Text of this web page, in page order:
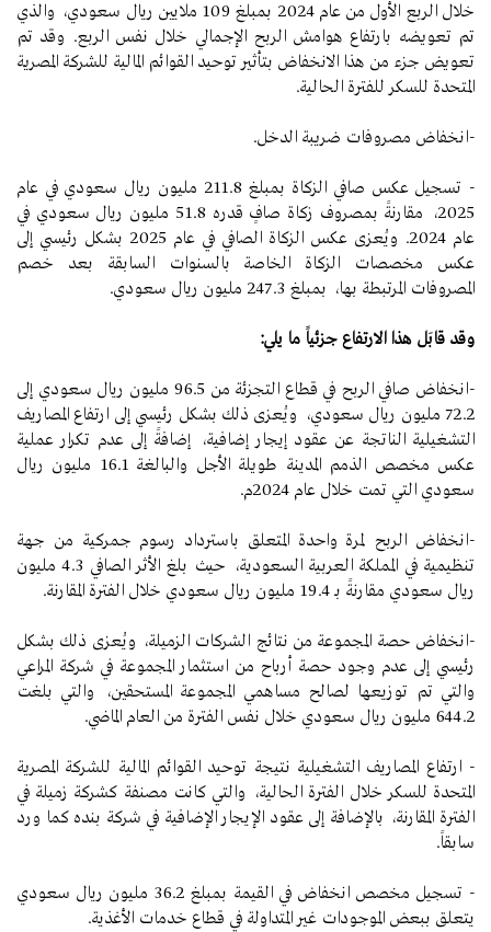
خلال الربع الأول من عام 2024 بمبلغ 109 ملايين ريال سعودي، والذي
تم تعويضه بارتفاع هوامش الربح الإجمالي خلال نفس الربع. وقد تم
تعويض جزء من هذا الانخفاض بتأثير توحيد القوائم المالية للشركة المصرية
المتحدة للسكر للفترة الحالية.
-انخفاض مصروفات ضريبة الدخل.
- تسجيل عكس صافي الزكاة بمبلغ 211.8 مليون ريال سعودي في عام
2025، مقارنةً بمصروف زكاة صافٍ قدره 51.8 مليون ريال سعودي في
عام 2024. ويُعزى عكس الزكاة الصافي في عام 2025 بشكل رئيسي إلى
عكس مخصصات الزكاة الخاصة بالسنوات السابقة بعد خصم
المصروفات المرتبطة بها، بمبلغ 247.3 مليون ريال سعودي.
وقد قابَل هذا الارتفاع جزئياً ما يلي:
-انخفاض صافي الربح في قطاع التجزئة من 96.5 مليون ريال سعودي إلى
72.2 مليون ريال سعودي، ويُعزى ذلك بشكل رئيسي إلى ارتفاع المصاريف
التشغيلية الناتجة عن عقود إيجار إضافية، إضافةً إلى عدم تكرار عملية
عكس مخصص الذمم المدينة طويلة الأجل والبالغة 16.1 مليون ريال
سعودي التي تمت خلال عام 2024م.
-انخفاض الربح لمرة واحدة المتعلق باسترداد رسوم جمركية من جهة
تنظيمية في المملكة العربية السعودية، حيث بلغ الأثر الصافي 4.3 مليون
ريال سعودي مقارنةً بـ 19.4 مليون ريال سعودي خلال الفترة المقارنة.
-انخفاض حصة المجموعة من نتائج الشركات الزميلة، ويُعزى ذلك بشكل
رئيسي إلى عدم وجود حصة أرباح من استثمار المجموعة في شركة المراعي
والتي تم توزيعها لصالح مساهمي المجموعة المستحقين، والتي بلغت
644.2 مليون ريال سعودي خلال نفس الفترة من العام الماضي.
- ارتفاع المصاريف التشغيلية نتيجة توحيد القوائم المالية للشركة المصرية
المتحدة للسكر خلال الفترة الحالية، والتي كانت مصنفة كشركة زميلة في
الفترة المقارنة، بالإضافة إلى عقود الإيجار الإضافية في شركة بنده كما ورد
سابقاً.
- تسجيل مخصص انخفاض في القيمة بمبلغ 36.2 مليون ريال سعودي
يتعلق ببعض الموجودات غير المتداولة في قطاع خدمات الأغذية.